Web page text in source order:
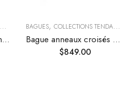
TENDANCES
Bague « Infini » en diamants
BAGUES, COLLECTIONS TENDANCES
Bague anneaux croisés en or et pavage diamants
$849.00